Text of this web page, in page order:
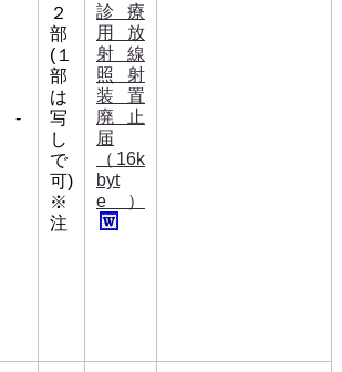
-
２
部
(１
部
は
写
し
で
可)
※
注
診療
用放
射線
照射
装置
廃止
届
（16k
byt
e）